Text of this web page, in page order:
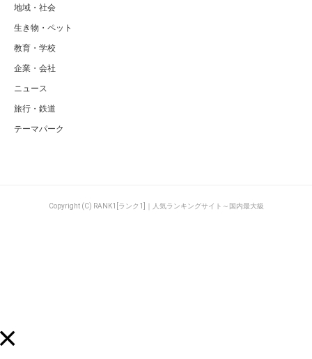
地域・社会
生き物・ペット
教育・学校
企業・会社
ニュース
旅行・鉄道
テーマパーク
Copyright (C) RANK1[ランク1]｜人気ランキングサイト～国内最大級